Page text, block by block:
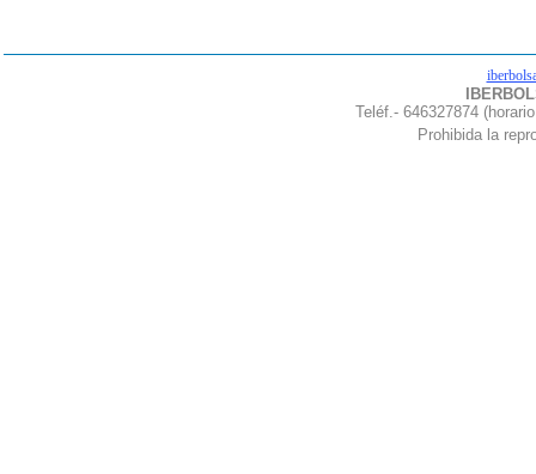
Teléf.- 646327874
Prohibida la